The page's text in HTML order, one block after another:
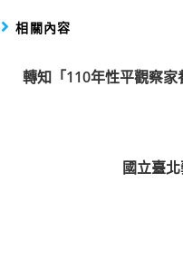
相關內容
轉知「110年性平觀察
國立臺